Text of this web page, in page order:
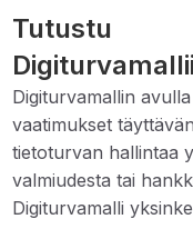
Tutustu
Digiturvamallin
vaatimukset
tietoturvan hallintaa
valmiudesta tai
Digiturvamalli